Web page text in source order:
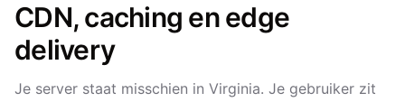
CDN, caching en edge
delivery
Je server staat misschien in Virginia. Je gebruiker zit